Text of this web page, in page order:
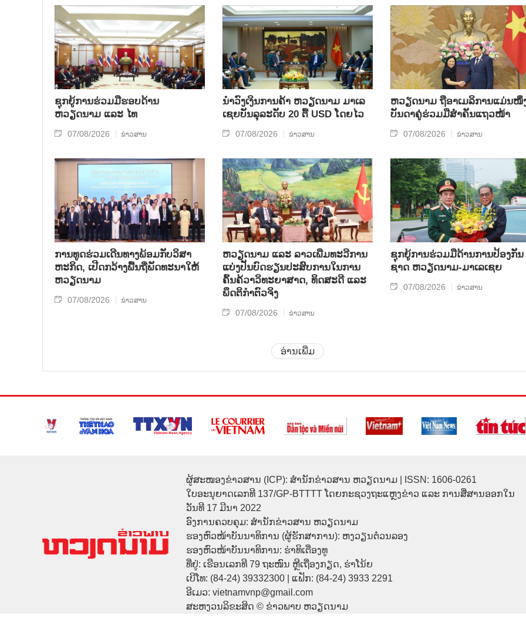
ຊຸກຍູ້ການຮ່ວມມືຮອບດ້ານ
ຫວຽດນາມ ແລະ ໄທ
07/08/2026 ຂ່າວສານ
ນຳ​ວົງ​ເງິນ​ການ​ຄ້າ ຫວຽດ​ນາມ ມາ​ເລ​
ເຊຍ​ບັນ​ລຸ​ລະ​ດັບ 20 ຕື້ USD ໂດຍ​ໄວ
07/08/2026 ຂ່າວສານ
ຫ​ວຽດ​ນາມ ຖື​ອາ​ເມ​ລິ​ການ​ແມ່ນ​ໜຶ່
ບັນ​ດາ​ຄູ່​ຮ່ວມ​ມື​ສຳ​ຄັນ​ແຖວ​ໜ້າ
07/08/2026 ຂ່າວສານ
ການ​ທູດ​ຮ່ວມ​ເດີນ​ທາງ​ພ້ອມກັບ​ວິ​ສາ​
ຫະ​ກ​ິດ, ເປີດກວ້າງ​ພື້ນ​ຖີ່​ພັດ​ທະ​ນາ​ໃຫ້​
ຫວຽດ​ນາມ
07/08/2026 ຂ່າວສານ
ຫວຽດ​ນາມ ແລະ ລາວ​ເພີ່ມ​ທະ​ວີ​ການ​
ແບ່​ງ​ປັນ​ບົດ​ຮຽນ​ປະ​ສົບ​ການ​ໃນ​ການ​
ຄົ້ນ​ຄ້​ວາ​ວິ​ທະ​ຍາ​ສາດ, ທິດ​ສະ​ດີ ແລະ
ພຶດ​ຕິ​ກຳຕົວ​ຈິງ
07/08/2026 ຂ່າວສານ
ຊຸກ​ຍູ້​ການ​ຮ່ວມ​ມື​ດ້ານ​ການ​ປ້ອງ​ກັນ​
ຊາດ ຫວຽດ​ນາມ-ມາ​ເລ​ເຊຍ
07/08/2026 ຂ່າວສານ
ອ່ານເພີ່ມ
ຜູ້ສະໜອງຂ່າວສານ (ICP): ສຳນັກຂ່າວສານ ຫວຽດນາມ | ISSN: 1606-0261
ໃບອະນຸຍາດເລກທີ 137/GP-BTTTT ໂດຍກະຊວງຖະແຫຼງຂ່າວ ແລະ ການສື່ສານອອກໃນ
ວັນທີ 17 ມີນາ 2022
ອົງການຄວບຄຸມ: ສຳນັກຂ່າວສານ ຫວຽດນາມ
ຮອງຫົວໜ້າບັນນາທິການ (ຜູ້ຮັກສາການ): ຫງວຽນຕ໋ວນລອງ
ຮອງຫົວໜ້າບັນນາທິການ: ຮ່າທິເຕື່ອງທູ
ທີ່ຢູ່: ເຮືອນເລກທີ 79 ຖະໜົນ ຫຼີເຖື່ອງກຽດ, ຮ່າໂນ້ຍ
ເບີໂທ: (84-24) 39332300 | ແຟັກ: (84-24) 3933 2291
ອີເມວ: vietnamvnp@gmail.com
ສະຫງວນລິຂະສິດ © ຂ່າວພາບ ຫວຽດນາມ